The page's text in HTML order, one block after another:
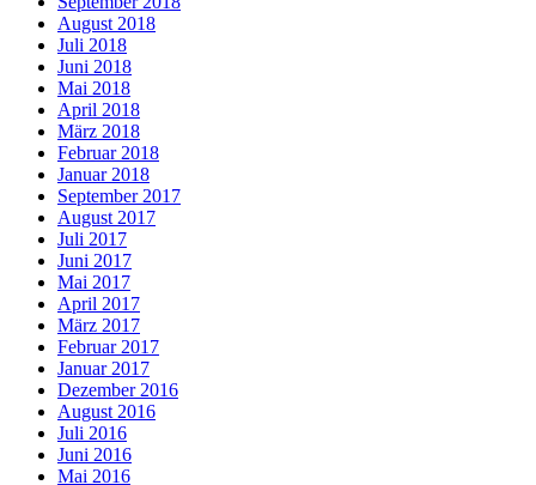
August 2018
Juli 2018
Juni 2018
Mai 2018
April 2018
März 2018
Februar 2018
Januar 2018
September 2017
August 2017
Juli 2017
Juni 2017
Mai 2017
April 2017
März 2017
Februar 2017
Januar 2017
Dezember 2016
August 2016
Juli 2016
Juni 2016
Mai 2016